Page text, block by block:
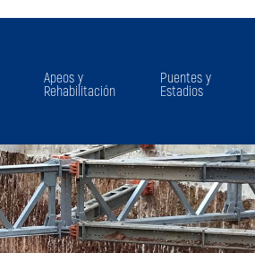
Apeos y
Rehabilitación
Puentes y
Estadios